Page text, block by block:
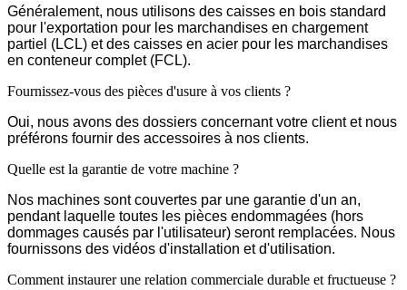
Généralement, nous utilisons des caisses en bois standard
pour l'exportation pour les marchandises en chargement
partiel (LCL) et des caisses en acier pour les marchandises
en conteneur complet (FCL).
Fournissez-vous des pièces d'usure à vos clients ?
Oui, nous avons des dossiers concernant votre client et nous
préférons fournir des accessoires à nos clients.
Quelle est la garantie de votre machine ?
Nos machines sont couvertes par une garantie d'un an,
pendant laquelle toutes les pièces endommagées (hors
dommages causés par l'utilisateur) seront remplacées. Nous
fournissons des vidéos d'installation et d'utilisation.
Comment instaurer une relation commerciale durable et fructueuse ?